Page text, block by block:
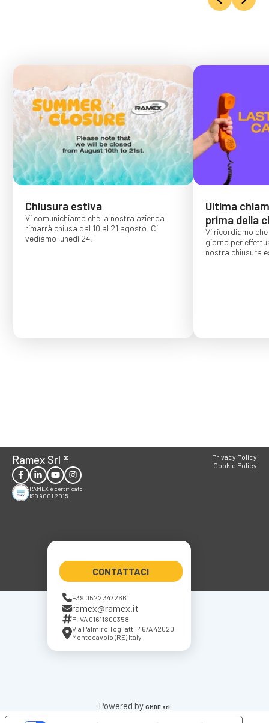
Chiusura estiva
Vi comunichiamo che la nostra azienda
rimarrà chiusa dal 10 al 21 agosto. Ci
vediamo lunedì 24!
Ultima
prima della
Vi ricordiamo
giorno per
nostra chiusura
Ramex Srl ®
RAMEX è certificato
ISO 9001:2015
CONTATTACI
+39 0522 347266
ramex@ramex.it
P.IVA 01611800358
Via Palmiro Togliatti, 46/A 42020
Montecavolo (RE) Italy
Privacy Policy
Cookie Policy
Powered by GMDE srl